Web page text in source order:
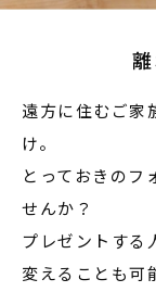
遠方に住むご家
け。
とっておきのフ
せんか？
プレゼントする
変えることも可